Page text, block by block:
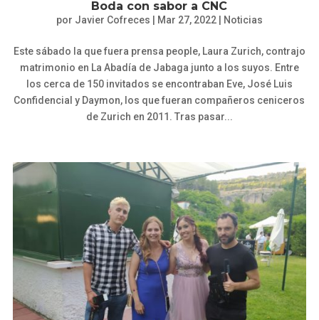
Boda con sabor a CNC
por Javier Cofreces Mar 27, 2022| Noticias
Este sábado la que fuera prensa people, Laura Zurich, contrajo
matrimonio en La Abadía de Jabaga junto a los suyos. Entre
los cerca de 150 invitados se encontraban Eve, José Luis
Confidencial y Daymon, los que fueran compañeros ceniceros
de Zurich en 2011. Tras pasar...